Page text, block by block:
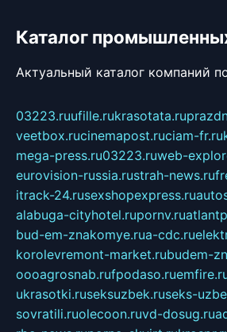
Каталог
Актуальный каталог компаний
03223.ruufille.rukrasotata.ru
veetbox.rucinemapost.ruciam-fr.ru
mega-press.ru03223.ruweb-
eurovision-russia.rustrah-news.ru
itrack-24.rusexshopexpress.ru
alabuga-cityhotel.rupornv.ru
bud-em-znakomye.rua-cdc.ru
korolevremont-market.rubudem-
oooagrosnab.rufpodaso.ru
ukrasotki.ruseksuzbek.ruseks-
sovratili.ruolecoon.ruvd-dosug.ru